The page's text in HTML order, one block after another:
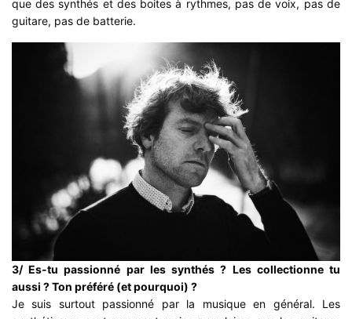
que des synthés et des boites à rythmes, pas de voix, pas de
guitare, pas de batterie.
3/ Es-tu passionné par les synthés ? Les collectionne tu
aussi ? Ton préféré (et pourquoi) ?
Je suis surtout passionné par la musique en général. Les